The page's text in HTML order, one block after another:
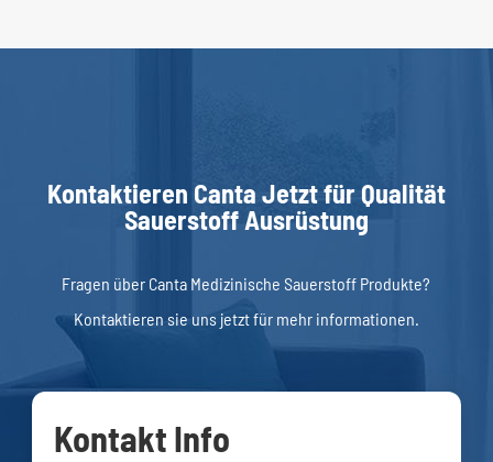
Kontaktieren Canta Jetzt für Qualität
Sauerstoff Ausrüstung
Fragen über Canta Medizinische Sauerstoff Produkte?
Kontaktieren sie uns jetzt für mehr informationen.
Kontakt Info